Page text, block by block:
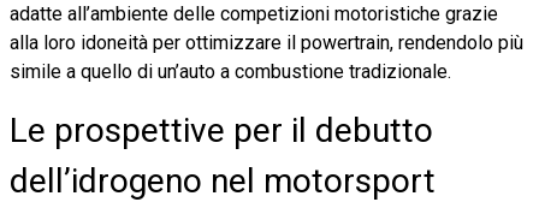
adatte all’ambiente delle competizioni motoristiche grazie
alla loro idoneità per ottimizzare il powertrain, rendendolo più
simile a quello di un’auto a combustione tradizionale.
Le prospettive per il debutto
dell’idrogeno nel motorsport